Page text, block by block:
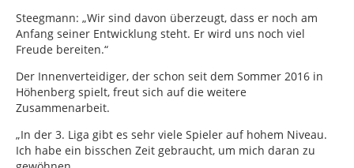
Steegmann: „Wir sind davon überzeugt, dass er noch am
Anfang seiner Entwicklung steht. Er wird uns noch viel
Freude bereiten.“
Der Innenverteidiger, der schon seit dem Sommer 2016 in
Höhenberg spielt, freut sich auf die weitere
Zusammenarbeit.
„In der 3. Liga gibt es sehr viele Spieler auf hohem Niveau.
Ich habe ein bisschen Zeit gebraucht, um mich daran zu